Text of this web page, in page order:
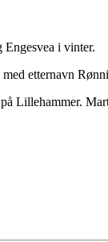
i vinter.
etternavn
Lillehammer.